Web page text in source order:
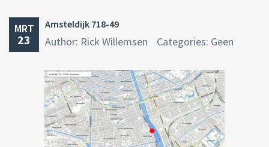
MRT
23
Amsteldijk 718-49
Author: Rick Willemsen Categories: Geen